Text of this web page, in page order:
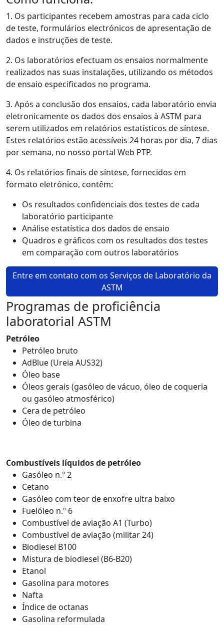
1. Os participantes recebem amostras para cada ciclo
de teste, formulários electrónicos de apresentação de
dados e instruções de teste.
2. Os laboratórios efectuam os ensaios normalmente
realizados nas suas instalações, utilizando os métodos
de ensaio especificados no programa.
3. Após a conclusão dos ensaios, cada laboratório envia
eletronicamente os dados dos ensaios à ASTM para
serem utilizados em relatórios estatísticos de síntese.
Estes relatórios estão acessíveis 24 horas por dia, 7 dias
por semana, no nosso portal Web PTP.
4. Os relatórios finais de síntese, fornecidos em
formato eletrónico, contêm:
Os resultados confidenciais dos testes de cada
laboratório participante
Análise estatística dos dados de ensaio
Quadros e gráficos com os resultados dos testes
em comparação com outros laboratórios
Entre em contato com os Serviços de Laboratório da
ASTM
Programas de proficiência
laboratorial ASTM
Petróleo
Petróleo bruto
AdBlue (Ureia AUS32)
Óleo base
Óleos gerais (gasóleo de vácuo, óleo de coqueria
ou gasóleo atmosférico)
Cera de petróleo
Óleo de turbina
Combustíveis líquidos de petróleo
Gasóleo n.º 2
Cetano
Gasóleo com teor de enxofre ultra baixo
Fuelóleo n.º 6
Combustível de aviação A1 (Turbo)
Combustível de aviação (militar 24)
Biodiesel B100
Mistura de biodiesel (B6-B20)
Etanol
Gasolina para motores
Nafta
Índice de octanas
Gasolina reformulada